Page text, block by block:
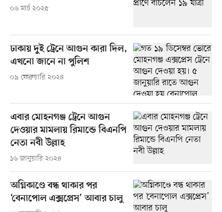
০৬ মার্চ ২০২৫
ঢাকায় দুই ট্রেনে আগুন কারা দিল,
এখনো জানে না পুলিশ
০৯ ফেব্রুয়ারি ২০২৪
এবার মোহনগঞ্জ ট্রেনে আগুন
দেওয়ার মামলায় রিমান্ডে বিএনপি
নেতা নবী উল্লাহ
১৬ জানুয়ারি ২০২৪
অগ্নিকাণ্ডে বন্ধ থাকার পর
‘বেনাপোল এক্সপ্রেস’ আবার চালু